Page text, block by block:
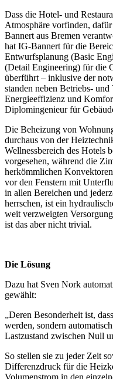
Dass die Hotel- und
Atmosphäre vorfinden,
Bannert aus Bremen
hat IG-Bannert für die
Entwurfsplanung (Basic
(Detail Engineering) für die
überführt – inklusive der
standen neben Betriebs-
Energieeffizienz und
Diplomingenieur für
Die Beheizung von
durchaus von der
Wellnessbereich des Hotels
vorgesehen, während die
herkömmlichen
vor den Fenstern mit
in allen Bereichen und
herrschen, ist ein
weit verzweigten
ist das aber nicht trivial.
Die Lösung
Dazu hat Sven Nork
gewählt:
„Deren Besonderheit ist,
werden, sondern
Lastzustand zwischen Null
So stellen sie zu jeder Zeit
Differenzdruck für die
Volumenstrom in den